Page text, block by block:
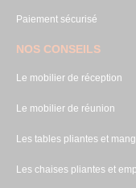
Paiement sécurisé
NOS CONSEILS
Le mobilier de réception
Le mobilier de réunion
Les tables pliantes et
Les chaises pliantes et